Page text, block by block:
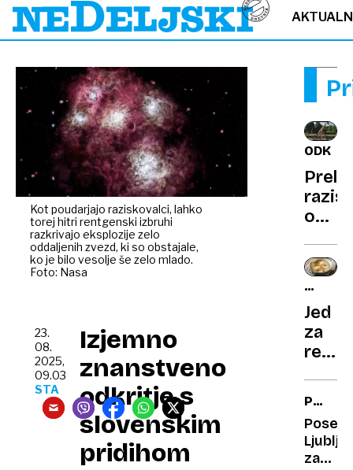
Kot poudarjajo raziskovalci, lahko
torej hitri rentgenski izbruhi
razkrivajo eksplozije zelo
oddaljenih zvezd, ki so obstajale,
ko je bilo vesolje še zelo mlado.
Foto: Nasa
Izjemno
znanstveno
odkritje s
slovenskim
pridihom
23.
08.
2025,
09.03
STA
odslej
vrste
žiraf,
ne
zgolj
ena
PO
Jed
za
kralja
LET
O
za